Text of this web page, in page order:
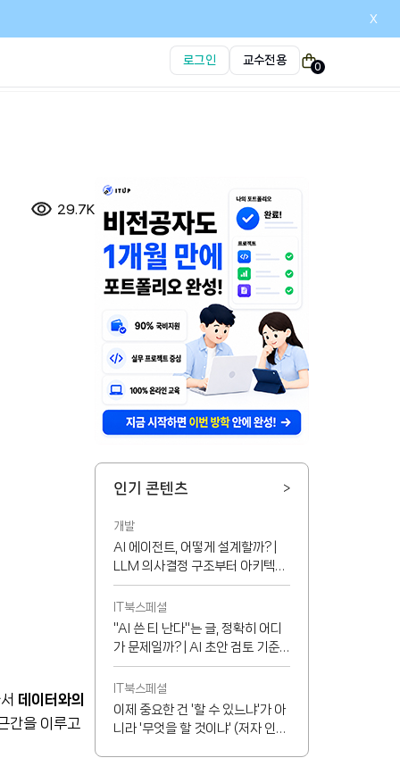
x
로그인 교수전용
0
29.7K
데이터와의
간을 이루고
인기 콘텐츠 >
개발
AI 에이전트, 어떻게 설계할까? |
LLM 의사결정 구조부터 아키텍처
선택 기준까지
IT북스페셜
"AI 쓴 티 난다"는 글, 정확히 어디
가 문제일까? | AI 초안 검토 기준
8가지
IT북스페셜
이제 중요한 건 '할 수 있느냐'가 아
니라 '무엇을 할 것이냐' (저자 인터